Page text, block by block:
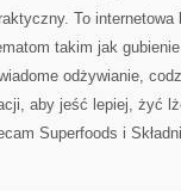
To
takim jak
odżywianie,
aby jeść lepiej, żyć
Superfoods i